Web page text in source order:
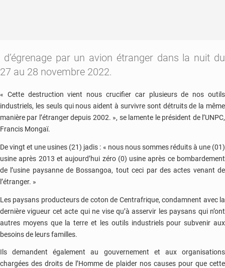
d’égrenage par un avion étranger dans la nuit du
27 au 28 novembre 2022.
« Cette destruction vient nous crucifier car plusieurs de nos outils
industriels, les seuls qui nous aident à survivre sont détruits de la même
manière par l’étranger depuis 2002. », se lamente le président de l’UNPC,
Francis Mongaï.
De vingt et une usines (21) jadis : « nous nous sommes réduits à une (01)
usine après 2013 et aujourd’hui zéro (0) usine après ce bombardement
de l’usine paysanne de Bossangoa, tout ceci par des actes venant de
l’étranger. »
Les paysans producteurs de coton de Centrafrique, condamnent avec la
dernière vigueur cet acte qui ne vise qu’à asservir les paysans qui n’ont
autres moyens que la terre et les outils industriels pour subvenir aux
besoins de leurs familles.
Ils demandent également au gouvernement et aux organisations
chargées des droits de l’Homme de plaider nos causes pour que cette